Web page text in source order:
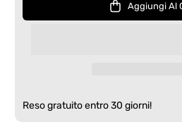
Gatti
Distributore
Gatti
Aggiungi Al
Reso gratuito entro 30 giorni!